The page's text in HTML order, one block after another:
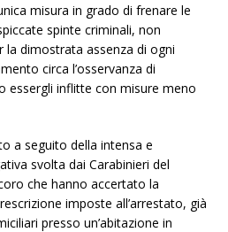
misura in grado di frenare le
spinte criminali, non
la dimostrata assenza di ogni
circa l’osservanza di
essergli inflitte con misure meno
a seguito della intensa e
svolta dai Carabinieri del
che hanno accertato la
imposte all’arrestato, già
presso un’abitazione in